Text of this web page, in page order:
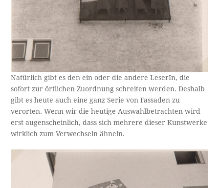
Natürlich gibt es den ein oder die andere LeserIn, die
sofort zur örtlichen Zuordnung schreiten werden. Deshalb
gibt es heute auch eine ganz Serie von Fassaden zu
verorten. Wenn wir die heutige Auswahlbetrachten wird
erst augenscheinlich, dass sich mehrere dieser Kunstwerke
wirklich zum Verwechseln ähneln.